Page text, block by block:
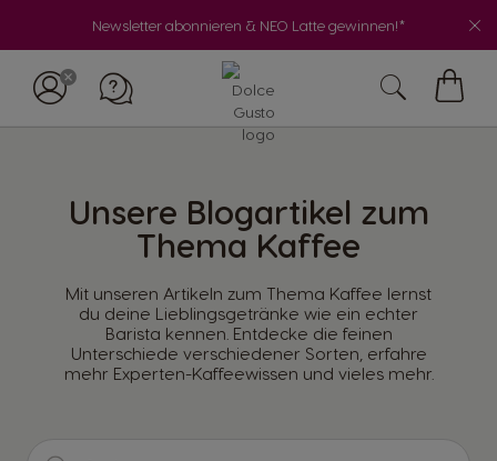
Newsletter abonnieren & NEO Latte gewinnen!*
Unsere Blogartikel zum
Thema Kaffee
Mit unseren Artikeln zum Thema Kaffee lernst
du deine Lieblingsgetränke wie ein echter
Barista kennen. Entdecke die feinen
Unterschiede verschiedener Sorten, erfahre
mehr Experten-Kaffeewissen und vieles mehr.